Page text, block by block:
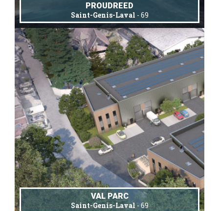
PROUDREED
Saint-Genis-Laval - 69
VAL PARC
Saint-Genis-Laval- 69